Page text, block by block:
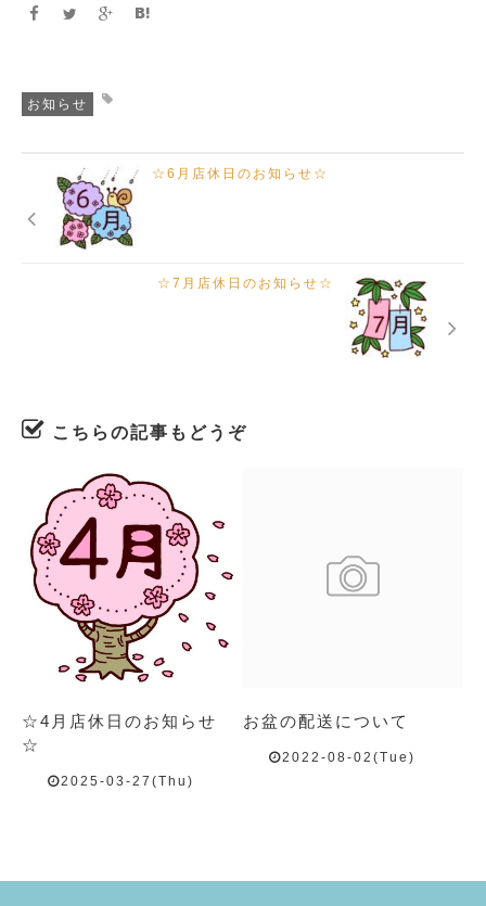
お知らせ
☆6月店休日のお知らせ☆
☆7月店休日のお知らせ☆
こちらの記事もどうぞ
☆4月店休日のお知らせ
☆
2025-03-27(Thu)
お盆の配送について
2022-08-02(Tue)